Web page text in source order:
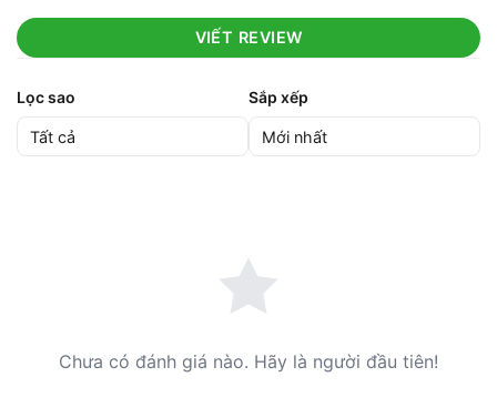
VIẾT REVIEW
Lọc sao Sắp xếp
Chưa có đánh giá nào. Hãy là người đầu tiên!